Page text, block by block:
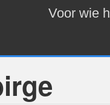
Voor wie